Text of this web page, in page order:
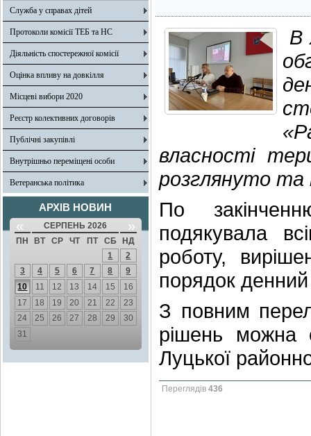
Служба у справах дітей
Протоколи комісії ТЕБ та НС
Діяльність спостережної комісії
Оцінка впливу на довкілля
Місцеві вибори 2020
Реєстр колективних договорів
Публічні закупівлі
Внутрішньо переміщені особи
Ветеранська політика
АРХІВ НОВИН
« СЕРПЕНЬ 2026 »
ПН ВТ СР ЧТ ПТ СБ
НД
1
2
3
4 5 6 7 8
9
10
11 12 13 14 15
16
17
18 19 20 21 22
23
24
25 26 27 28 29
30
31
В
власності
розглянуто та
По
подякувала
роботу,
порядок
З повним
рішень можна
Луцької
Переглядів 436